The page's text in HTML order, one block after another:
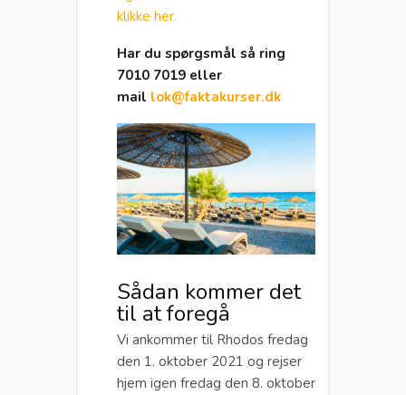
klikke her.
Har du spørgsmål så ring
7010 7019 eller
mail lok@faktakurser.dk
Sådan kommer det
til at foregå
Vi ankommer til Rhodos fredag
den 1. oktober 2021 og rejser
hjem igen fredag den 8. oktober